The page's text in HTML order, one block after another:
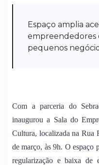
Espaço amplia
empreendedores
pequenos
Com a parceria do
inaugurou a Sala do
Cultura, localizada na Rua
de março, às 9h. O espaço
regularização e baixa de